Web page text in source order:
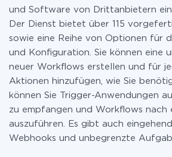
und Software von Drittanbietern
Der Dienst bietet über 115
sowie eine Reihe von Optionen für
und Konfiguration. Sie können eine
neuer Workflows erstellen und für
Aktionen hinzufügen, wie Sie
können Sie Trigger-Anwendungen
zu empfangen und Workflows nach
auszuführen. Es gibt auch
Webhooks und unbegrenzte